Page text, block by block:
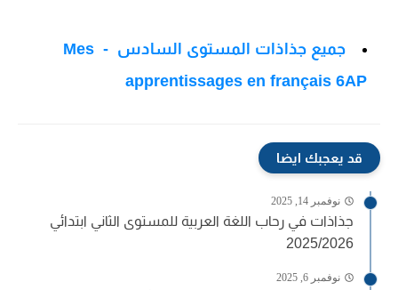
جميع جذاذات المستوى السادس - Mes
apprentissages en français 6AP
قد يعجبك ايضا
نوفمبر 14, 2025
جذاذات في رحاب اللغة العربية للمستوى الثاني ابتدائي
2025/2026
نوفمبر 6, 2025